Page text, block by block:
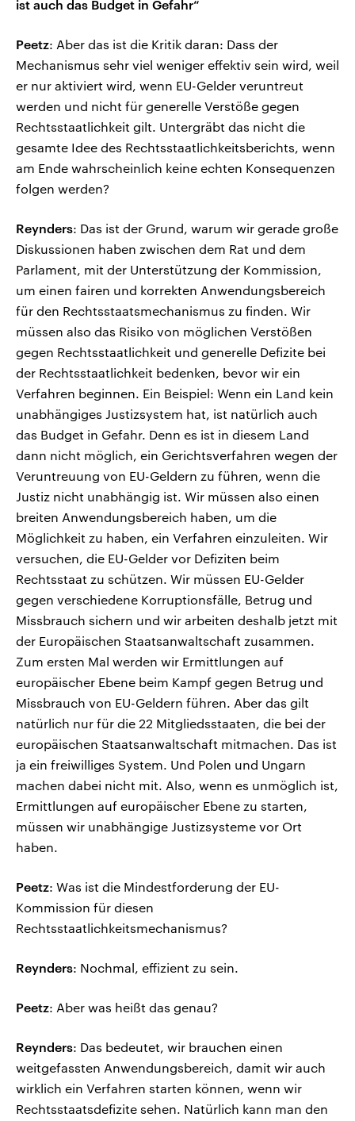
ist auch das Budget in Gefahr“
Peetz: Aber das ist die Kritik daran: Dass der
Mechanismus sehr viel weniger effektiv sein wird, weil
er nur aktiviert wird, wenn EU-Gelder veruntreut
werden und nicht für generelle Verstöße gegen
Rechtsstaatlichkeit gilt. Untergräbt das nicht die
gesamte Idee des Rechtsstaatlichkeitsberichts, wenn
am Ende wahrscheinlich keine echten Konsequenzen
folgen werden?
Reynders: Das ist der Grund, warum wir gerade große
Diskussionen haben zwischen dem Rat und dem
Parlament, mit der Unterstützung der Kommission,
um einen fairen und korrekten Anwendungsbereich
für den Rechtsstaatsmechanismus zu finden. Wir
müssen also das Risiko von möglichen Verstößen
gegen Rechtsstaatlichkeit und generelle Defizite bei
der Rechtsstaatlichkeit bedenken, bevor wir ein
Verfahren beginnen. Ein Beispiel: Wenn ein Land kein
unabhängiges Justizsystem hat, ist natürlich auch
das Budget in Gefahr. Denn es ist in diesem Land
dann nicht möglich, ein Gerichtsverfahren wegen der
Veruntreuung von EU-Geldern zu führen, wenn die
Justiz nicht unabhängig ist. Wir müssen also einen
breiten Anwendungsbereich haben, um die
Möglichkeit zu haben, ein Verfahren einzuleiten. Wir
versuchen, die EU-Gelder vor Defiziten beim
Rechtsstaat zu schützen. Wir müssen EU-Gelder
gegen verschiedene Korruptionsfälle, Betrug und
Missbrauch sichern und wir arbeiten deshalb jetzt mit
der Europäischen Staatsanwaltschaft zusammen.
Zum ersten Mal werden wir Ermittlungen auf
europäischer Ebene beim Kampf gegen Betrug und
Missbrauch von EU-Geldern führen. Aber das gilt
natürlich nur für die 22 Mitgliedsstaaten, die bei der
europäischen Staatsanwaltschaft mitmachen. Das ist
ja ein freiwilliges System. Und Polen und Ungarn
machen dabei nicht mit. Also, wenn es unmöglich ist,
Ermittlungen auf europäischer Ebene zu starten,
müssen wir unabhängige Justizsysteme vor Ort
haben.
Peetz: Was ist die Mindestforderung der EU-
Kommission für diesen
Rechtsstaatlichkeitsmechanismus?
Reynders: Nochmal, effizient zu sein.
Peetz: Aber was heißt das genau?
Reynders: Das bedeutet, wir brauchen einen
weitgefassten Anwendungsbereich, damit wir auch
wirklich ein Verfahren starten können, wenn wir
Rechtsstaatsdefizite sehen. Natürlich kann man den